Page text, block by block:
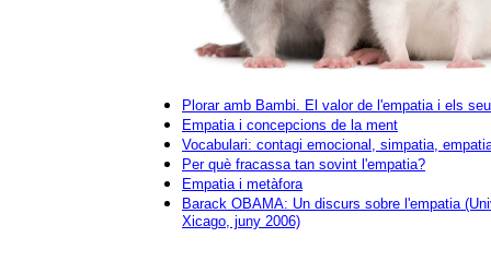
Plorar amb Bambi. El valor de l'empatia i els
Empatia i concepcions de la ment
Vocabulari: contagi emocional, simpatia,
Per què fracassa tan sovint l'empatia?
Empatia i metàfora
Barack OBAMA: Un discurs sobre l'empatia
Xicago, juny 2006)